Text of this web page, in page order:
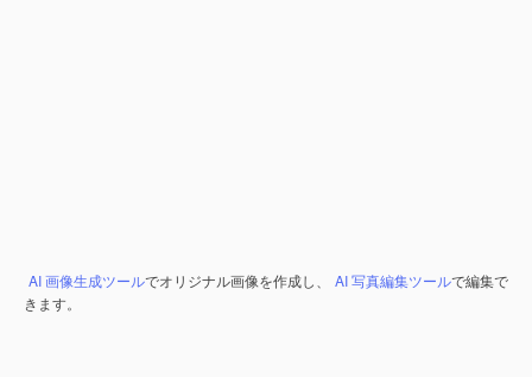
AI 画像生成ツールでオリジナル画像を作成し、 AI 写真編集ツールで編集で
きます。